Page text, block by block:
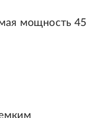
мощность 45